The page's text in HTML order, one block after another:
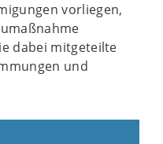
vorliegen,
dabei mitgeteilte
und